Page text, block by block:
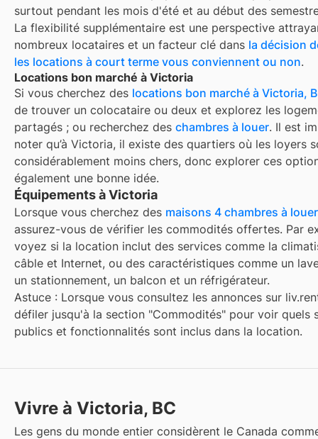
surtout pendant les mois d'été et au début des
La flexibilité supplémentaire est une perspective
nombreux locataires et un facteur clé dans la décision
les locations à court terme vous conviennent ou non.
Locations bon marché à Victoria
Si vous cherchez des locations bon marché à Victoria,
de trouver un colocataire ou deux et explorez les
partagés ; ou recherchez des chambres à louer. Il est
noter qu’à Victoria, il existe des quartiers où les loyers
considérablement moins chers, donc explorer ces
également une bonne idée.
Équipements à Victoria
Lorsque vous cherchez des maisons 4 chambres à louer
assurez-vous de vérifier les commodités offertes. Par
voyez si la location inclut des services comme la
câble et Internet, ou des caractéristiques comme un
un stationnement, un balcon et un réfrigérateur.
Astuce : Lorsque vous consultez les annonces sur
défiler jusqu'à la section "Commodités" pour voir quels
publics et fonctionnalités sont inclus dans la location.
Vivre à Victoria, BC
Les gens du monde entier considèrent le Canada